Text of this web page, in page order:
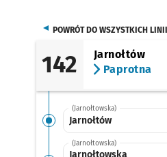
POWRÓT DO WSZYSTKICH LINII
142
Jarnołtów
Paprotna
(Jarnołtowska)
Jarnołtów
(Jarnołtowska)
Jarnołtowska